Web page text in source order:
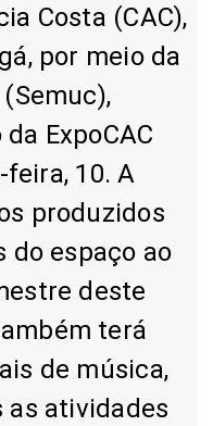
Costa (CAC),
por meio da
ExpoCAC
10. A
produzidos
do espaço ao
deste
terá
de música,
as atividades